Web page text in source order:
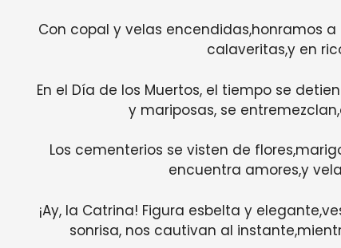
Con copal y velas encendidas,honramos
calaveritas,y en
En el Día de los Muertos, el tiempo se
y mariposas, se
Los cementerios se visten de
encuentra amores,y
¡Ay, la Catrina! Figura esbelta y
sonrisa, nos cautivan al